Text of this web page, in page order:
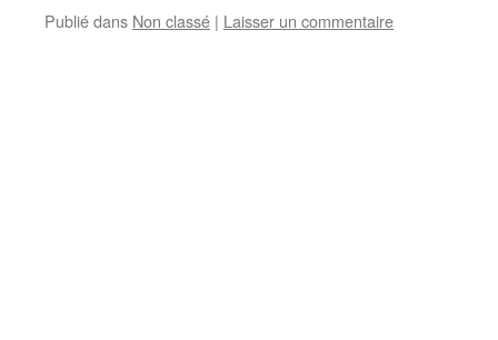
Publié dans Non classé | Laisser un commentaire